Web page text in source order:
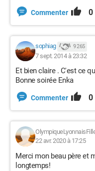
Commenter 0
sophiag 9 265
7 sept. 2014 à 23:32
Et bien claire . C'est ce
Bonne soirée Enka
Commenter 0
22 avr. 2020 à 17:25
Merci mon beau père et
longtemps!